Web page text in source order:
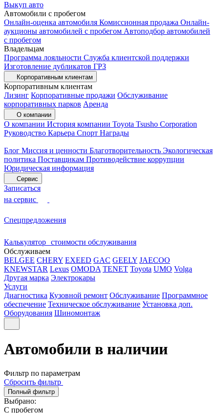
Выкуп авто
Автомобили с пробегом
Онлайн-оценка автомобиля Комиссионная продажа Онлайн-
аукционы автомобилей с пробегом Автоподбор автомобилей
с пробегом
Владельцам
Программа лояльности Служба клиентской поддержки
Изготовление дубликатов ГРЗ
Корпоративным клиентам
Корпоративным клиентам
Лизинг Корпоративные продажи Обслуживание
корпоративных парков Аренда
О компании
О компании История компании Toyota Tsusho Corporation
Руководство Карьера Спорт Награды
Блог Миссия и ценности Благотворительность Экологическая
политика Поставщикам Противодействие коррупции
Юридическая информация
Сервис
Записаться
на сервис
Спецпредложения
Калькулятор стоимости обслуживания
Обслуживаем
BELGEE CHERY EXEED GAC GEELY JAECOO
KNEWSTAR Lexus OMODA TENET Toyota UMO Volga
Другая марка Электрокары
Услуги
Диагностика Кузовной ремонт Обслуживание Программное
обеспечение Техническое обслуживание Установка доп.
Оборудования Шиномонтаж
Автомобили в наличии
Фильтр по параметрам
Сбросить фильтр
Полный фильтр
Выбрано:
С пробегом